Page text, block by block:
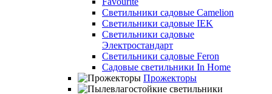
Светильники садовые Camelion
Светильники садовые IEK
Светильники садовые
Электростандарт
Светильники садовые Feron
Садовые светильники In Home
Прожекторы